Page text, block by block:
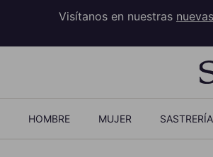
Visítanos en nuestras
HOMBRE MUJER SASTRERÍA